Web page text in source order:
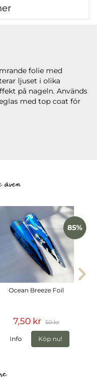
folie med
ljuset i olika
på nageln. Används
med top coat för
85%
Ocean Breeze Foil
7,50 kr 50 kr
Info Köp nu!